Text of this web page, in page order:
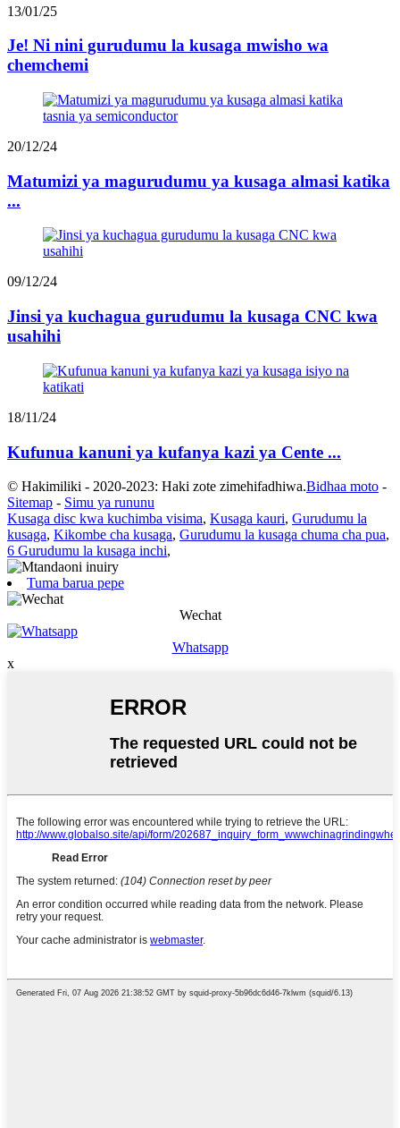
13/01/25
Je! Ni nini gurudumu la kusaga mwisho wa
chemchemi
20/12/24
Matumizi ya magurudumu ya kusaga almasi katika
...
09/12/24
Jinsi ya kuchagua gurudumu la kusaga CNC kwa
usahihi
18/11/24
Kufunua kanuni ya kufanya kazi ya Cente ...
© Hakimiliki - 2020-2023: Haki zote zimehifadhiwa.Bidhaa moto -
Sitemap - Simu ya rununu
Kusaga disc kwa kuchimba visima, Kusaga kauri, Gurudumu la
kusaga, Kikombe cha kusaga, Gurudumu la kusaga chuma cha pua,
6 Gurudumu la kusaga inchi,
Tuma barua pepe
Wechat
Whatsapp
x